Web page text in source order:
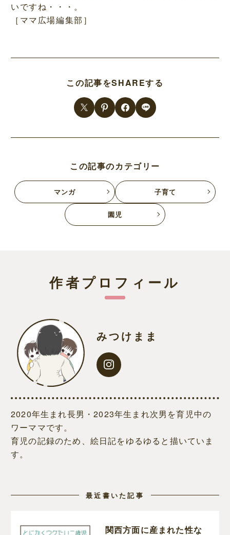
いですね・・・。
［ママ広場編集部］
この記事をSHAREする
この記事のカテゴリー
マンガ 子育て
園児
作者プロフィール
みつけまま
2020年生まれ長男・2023年生まれ次男を育児中の
ワーママです。
育児の記録のため、絵日記をゆるゆると描いていま
す。
最近書いた記事
関西方面に産まれた性な